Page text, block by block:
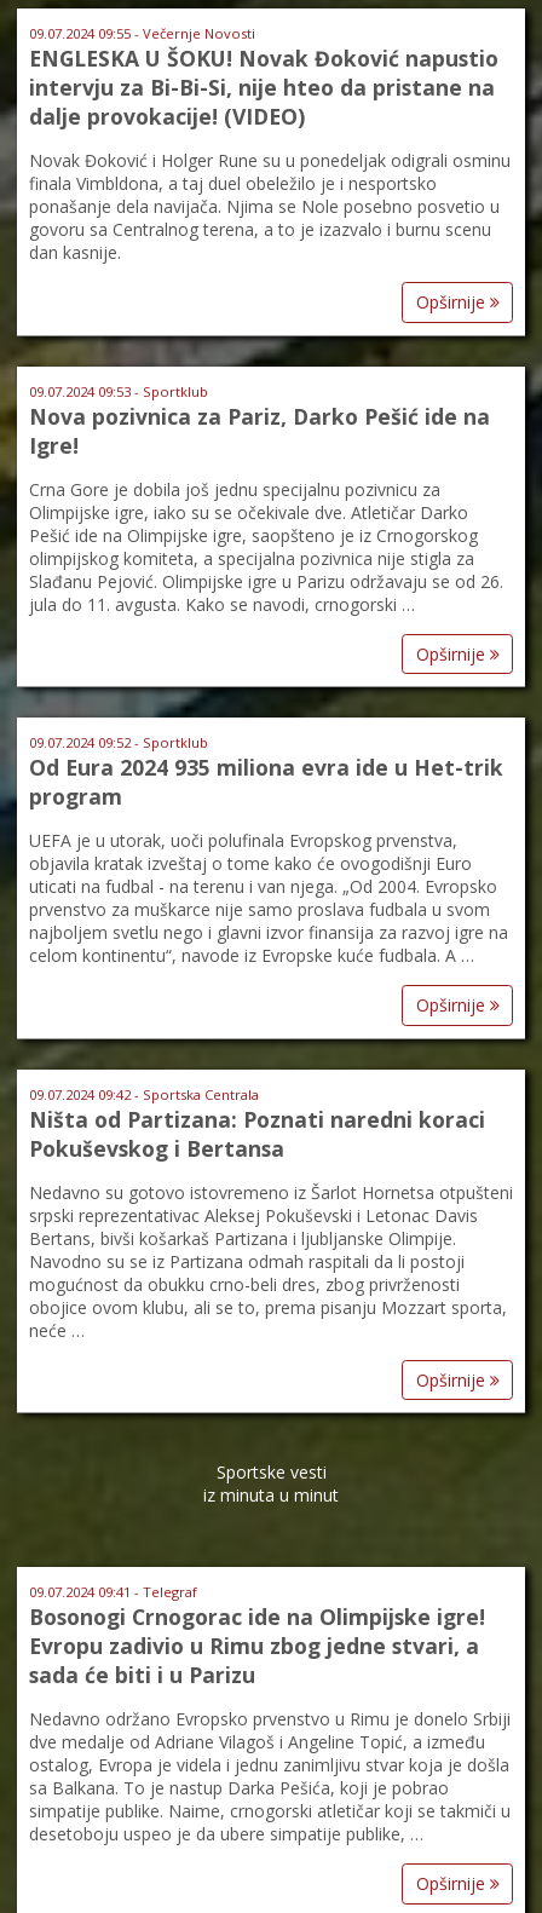
09.07.2024 09:55 - Večernje Novosti
ENGLESKA U ŠOKU! Novak Đoković napustio
intervju za Bi-Bi-Si, nije hteo da pristane na
dalje provokacije! (VIDEO)
Novak Đoković i Holger Rune su u ponedeljak odigrali osminu
finala Vimbldona, a taj duel obeležilo je i nesportsko
ponašanje dela navijača. Njima se Nole posebno posvetio u
govoru sa Centralnog terena, a to je izazvalo i burnu scenu
dan kasnije.
Opširnije
09.07.2024 09:53 - Sportklub
Nova pozivnica za Pariz, Darko Pešić ide na
Igre!
Crna Gore je dobila još jednu specijalnu pozivnicu za
Olimpijske igre, iako su se očekivale dve. Atletičar Darko
Pešić ide na Olimpijske igre, saopšteno je iz Crnogorskog
olimpijskog komiteta, a specijalna pozivnica nije stigla za
Slađanu Pejović. Olimpijske igre u Parizu održavaju se od 26.
jula do 11. avgusta. Kako se navodi, crnogorski …
Opširnije
09.07.2024 09:52 - Sportklub
Od Eura 2024 935 miliona evra ide u Het-trik
program
UEFA je u utorak, uoči polufinala Evropskog prvenstva,
objavila kratak izveštaj o tome kako će ovogodišnji Euro
uticati na fudbal - na terenu i van njega. „Od 2004. Evropsko
prvenstvo za muškarce nije samo proslava fudbala u svom
najboljem svetlu nego i glavni izvor finansija za razvoj igre na
celom kontinentu“, navode iz Evropske kuće fudbala. A …
Opširnije
09.07.2024 09:42 - Sportska Centrala
Ništa od Partizana: Poznati naredni koraci
Pokuševskog i Bertansa
Nedavno su gotovo istovremeno iz Šarlot Hornetsa otpušteni
srpski reprezentativac Aleksej Pokuševski i Letonac Davis
Bertans, bivši košarkaš Partizana i ljubljanske Olimpije.
Navodno su se iz Partizana odmah raspitali da li postoji
mogućnost da obukku crno-beli dres, zbog privrženosti
obojice ovom klubu, ali se to, prema pisanju Mozzart sporta,
neće …
Opširnije
Sportske vesti
iz minuta u minut
09.07.2024 09:41 - Telegraf
Bosonogi Crnogorac ide na Olimpijske igre!
Evropu zadivio u Rimu zbog jedne stvari, a
sada će biti i u Parizu
Nedavno održano Evropsko prvenstvo u Rimu je donelo Srbiji
dve medalje od Adriane Vilagoš i Angeline Topić, a između
ostalog, Evropa je videla i jednu zanimljivu stvar koja je došla
sa Balkana. To je nastup Darka Pešića, koji je pobrao
simpatije publike. Naime, crnogorski atletičar koji se takmiči u
desetoboju uspeo je da ubere simpatije publike, …
Opširnije